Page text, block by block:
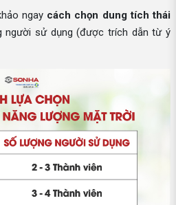
ngay cách chọn dung tích thái
sử dụng (được trích dẫn từ ý